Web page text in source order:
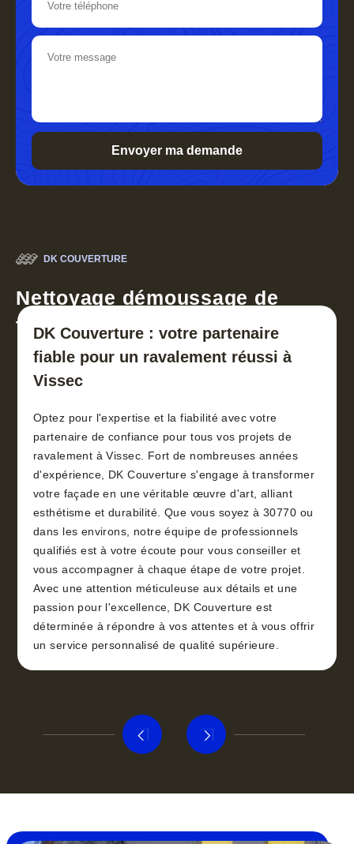
DK COUVERTURE
Nettoyage démoussage de
toiture 30
DK Couverture : votre partenaire
fiable pour un ravalement réussi à
Vissec
Optez pour l'expertise et la fiabilité avec votre
partenaire de confiance pour tous vos projets de
ravalement à Vissec. Fort de nombreuses années
d'expérience, DK Couverture s'engage à transformer
votre façade en une véritable œuvre d'art, alliant
esthétisme et durabilité. Que vous soyez à 30770 ou
dans les environs, notre équipe de professionnels
qualifiés est à votre écoute pour vous conseiller et
vous accompagner à chaque étape de votre projet.
Avec une attention méticuleuse aux détails et une
passion pour l'excellence, DK Couverture est
déterminée à répondre à vos attentes et à vous offrir
un service personnalisé de qualité supérieure.